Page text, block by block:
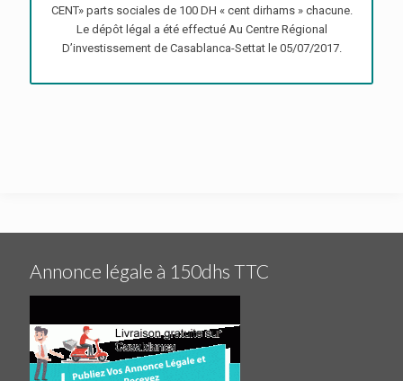
CENT» parts sociales de 100 DH « cent dirhams » chacune.
Le dépôt légal a été effectué Au Centre Régional
D’investissement de Casablanca-Settat le 05/07/2017.
Annonce légale à 150dhs TTC